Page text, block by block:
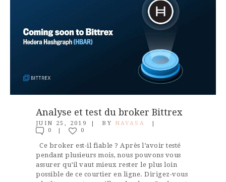
Analyse et test du broker Bittrex
JUIN 25, 2019 BY
NAVASA
0
0
Ce broker est-il fiable ? Après l’avoir testé
pendant plusieurs mois, nous pouvons vous
assurer qu’il vaut mieux rester le plus loin
possible de ce courtier en ligne. Dirigez-vous